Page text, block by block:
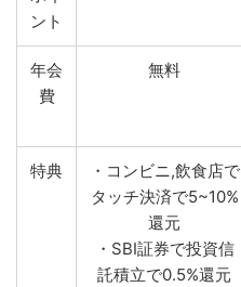
ント
年会
費
無料
特典
・コンビニ,飲食店で
タッチ決済で5~10%
還元
・SBI証券で投資信
託積立で0.5%還元